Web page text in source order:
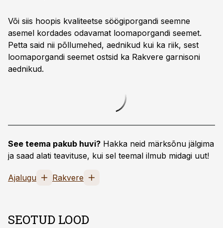
Või siis hoopis kvaliteetse söögiporgandi seemne
asemel kordades odavamat loomaporgandi seemet.
Petta said nii põllumehed, aednikud kui ka riik, sest
loomaporgandi seemet ostsid ka Rakvere garnisoni
aednikud.
See teema pakub huvi? Hakka neid märksõnu jälgima
ja saad alati teavituse, kui sel teemal ilmub midagi uut!
Ajalugu Rakvere
SEOTUD LOOD